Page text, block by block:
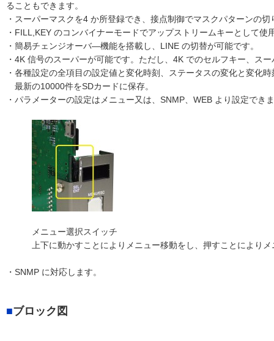
ることもできます。
・スーパーマスクを4 か所登録でき、接点制御でマスクパターンの
・FILL,KEY のコンバイナーモードでアップストリームキーとして使
・簡易チェンジオーバ―機能を搭載し、LINE の切替が可能です。
・4K 信号のスーパーが可能です。ただし、4K でのセルフキー、ス
・各種設定の全項目の設定値と変化時刻、ステータスの変化と変化
最新の10000件をSDカードに保存。
・パラメーターの設定はメニュー又は、SNMP、WEB より設定でき
メニュー選択スイッチ
上下に動かすことによりメニュー移動をし、押すことによりメ
・SNMP に対応します。
ブロック図